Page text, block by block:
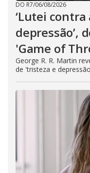
DO R7/06/08/2026
‘Lutei
depressão’,
'Game of
George R. R. Martin
de 'tristeza e